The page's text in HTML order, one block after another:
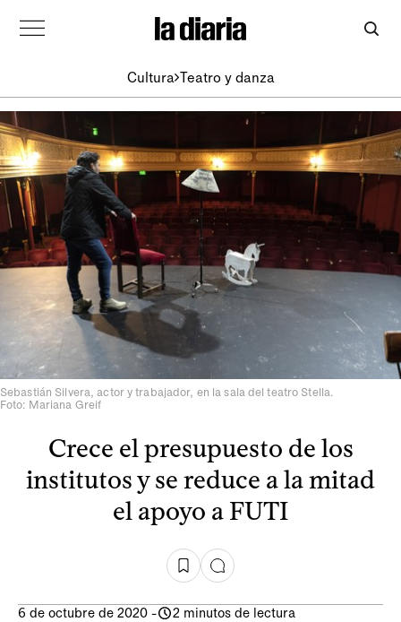
Cultura Teatro y danza
Sebastián Silvera, actor y trabajador, en la sala del teatro Stella.
Foto: Mariana Greif
Crece el presupuesto de los
institutos y se reduce a la mitad
el apoyo a FUTI
6 de octubre de 2020 - 2 minutos de lectura